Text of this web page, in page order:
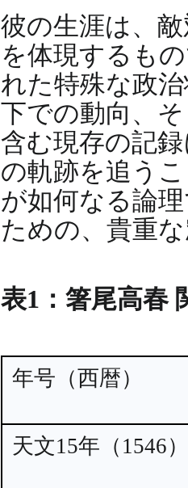
彼の生涯は、
を体現するも
れた特殊な政
下での動向、
含む現存の記
の軌跡を追う
が如何なる論
ための、貴重
表1：箸尾高春
年号（西暦）
天文15年（1546）